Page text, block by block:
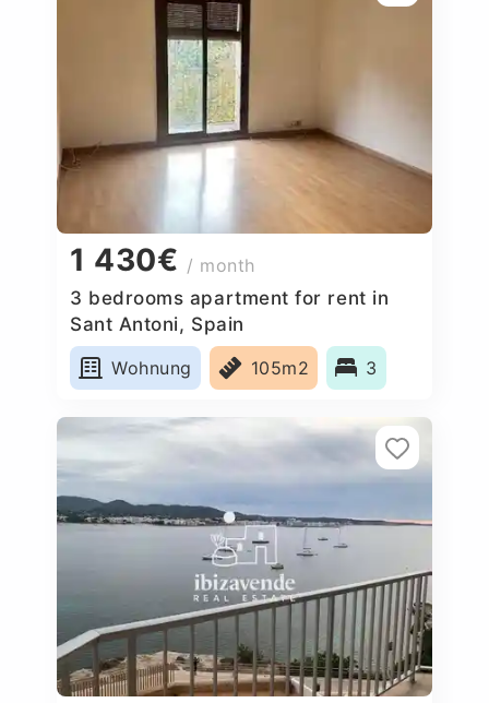
1 430€ / month
3 bedrooms apartment for rent in
Sant Antoni, Spain
Wohnung
105m2 3